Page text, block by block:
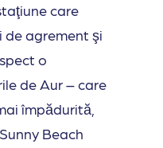
care
de agrement şi
o
de Aur – care
împădurită,
Beach